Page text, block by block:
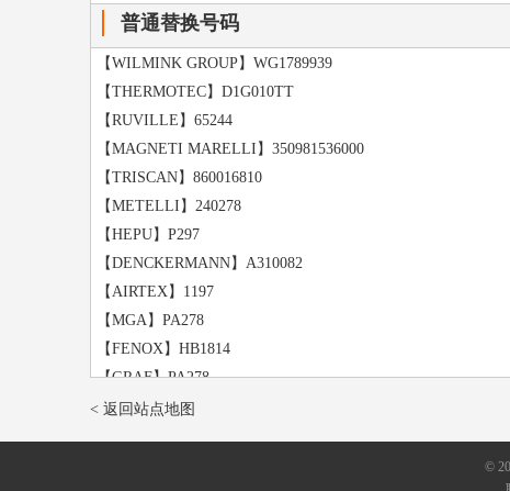
大众 Jetta5 [捷达 五代] 2005款 2.5 手动变速器(MT)
奥迪 S3 2001款 1.8 手动变速器(MT)
大众 宝来 奥运限量版 2005款 1.8 自动变速器(AT)
大众 Sharan [夏朗] 2000款 1.8 手自一体变速器(AMT)
大众 Jetta4 [捷达 四代] 1999款 1.8 手动变速器(MT)
大众 捷达 GIF 前卫 2010款 1.6 手动变速器(MT)
大众 Golf VR6 三门版 1991款 2.8 手自一体变速器(AMT)
奥迪 TT Coupe 1998款 1.8 手动变速器(MT)
大众 Passat Variant [帕萨特 旅行车] 柴油版 1994款 1.9 手自一
大众 宝来经典 时尚版TL 2006款 1.6 自动变速器(AT)
大众 Golf Variant [高尔夫 旅行车] 90hp 柴油版 1993款 1.9 自
大众 帕萨特 领驭 豪华版 2006款 1.8 手自一体变速器(AMT)
大众 Golf 五门版 2004款 1.4 手动变速器(MT)
大众 Golf Variant [高尔夫 旅行车] 1999款 2.0 自动变速器(AT)
普通替换号码
【WILMINK GROUP】WG1789939
【THERMOTEC】D1G010TT
【RUVILLE】65244
【MAGNETI MARELLI】350981536000
【TRISCAN】860016810
【METELLI】240278
【HEPU】P297
【DENCKERMANN】A310082
【AIRTEX】1197
【MGA】PA278
【FENOX】HB1814
【GRAF】PA278
【GGT】PA00730
< 返回站点地图
©